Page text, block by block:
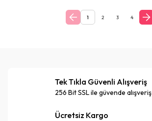
1 2 3 4
Tek Tıkla Güvenli Alışveriş
256 Bit SSL ile güvende alışveriş
Ücretsiz Kargo